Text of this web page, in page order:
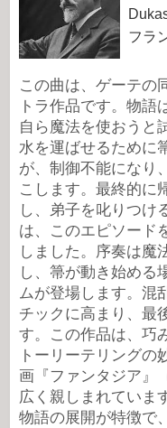
フラ
この曲は、ゲーテの
トラ作品です。物語
自ら魔法を使おうと
水を運ばせるために
が、制御不能になり
こします。最終的に
し、弟子を叱りつけ
は、このエピソード
しました。序奏は魔
し、箒が動き始める
ムが登場します。混
チックに高まり、最
す。この作品は、巧
トーリーテリングの
画『ファンタジア』
広く親しまれていま
物語の展開が特徴で